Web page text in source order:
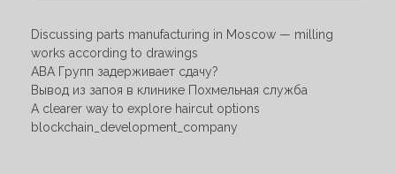
Discussing parts manufacturing in Moscow — milling
works according to drawings
АВА Групп задерживает сдачу?
Вывод из запоя в клинике Похмельная служба
A clearer way to explore haircut options
blockchain_development_company